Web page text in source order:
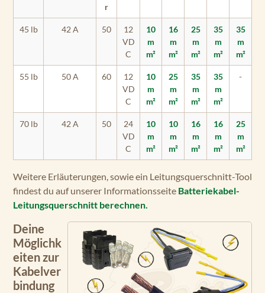
r
45 lb 42 A 50
12
VD
C
10
m
m²
16
m
m²
25
m
m²
35
m
m²
35
m
m²
55 lb 50 A 60
12
VD
C
10
m
m²
25
m
m²
35
m
m²
35
m
m²
-
70 lb 42 A 50
24
VD
C
10
m
m²
10
m
m²
16
m
m²
16
m
m²
25
m
m²
Weitere Erläuterungen, sowie ein Leitungsquerschnitt-Tool
findest du auf unserer Informationsseite Batteriekabel-
Leitungsquerschnitt berechnen.
Deine
Möglichk
eiten zur
Kabelver
bindung